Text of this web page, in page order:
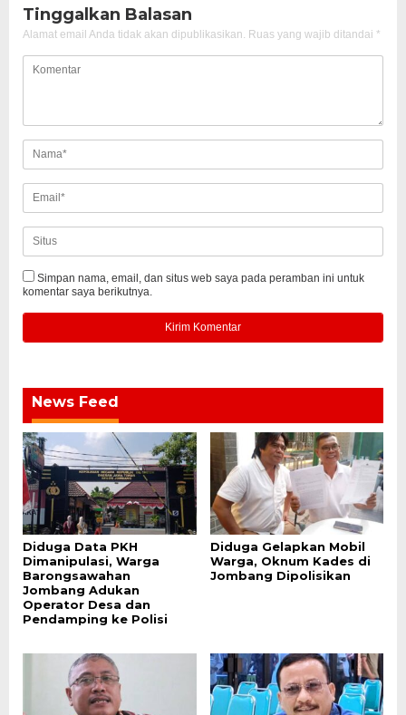
Tinggalkan Balasan
Alamat email Anda tidak akan dipublikasikan. Ruas yang wajib ditandai *
Simpan nama, email, dan situs web saya pada peramban ini untuk
komentar saya berikutnya.
News Feed
Diduga Data PKH
Dimanipulasi, Warga
Barongsawahan
Jombang Adukan
Operator Desa dan
Pendamping ke Polisi
Diduga Gelapkan Mobil
Warga, Oknum Kades di
Jombang Dipolisikan